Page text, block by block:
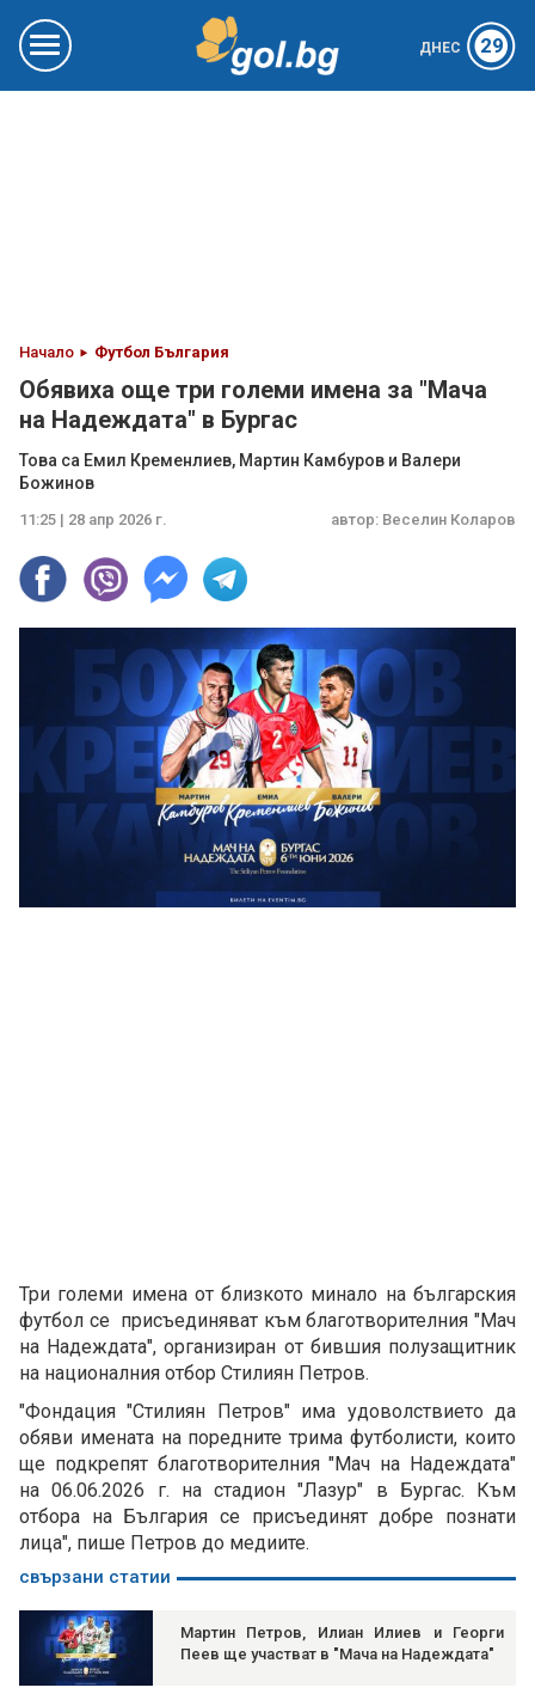
ДНЕС 29
Начало Футбол България
Обявиха още три големи имена за "Мача
на Надеждата" в Бургас
Това са Емил Кременлиев, Мартин Камбуров и Валери
Божинов
11:25 | 28 апр 2026 г. автор: Веселин Коларов
Три големи имена от близкото минало на българския
футбол се присъединяват към благотворителния "Мач
на Надеждата", организиран от бившия полузащитник
на националния отбор Стилиян Петров.
"Фондация "Стилиян Петров" има удоволствието да
обяви имената на поредните трима футболисти, които
ще подкрепят благотворителния "Мач на Надеждата"
на 06.06.2026 г. на стадион "Лазур" в Бургас. Към
отбора на България се присъединят добре познати
лица", пише Петров до медиите.
свързани статии
Мартин Петров, Илиан Илиев и Георги
Пеев ще участват в "Мача на Надеждата"